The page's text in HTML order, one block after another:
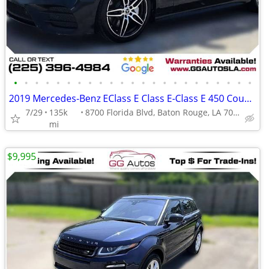
• • • • • • • • • • • • • • • • • • • • • • •
2019 Mercedes-Benz EClass E Class E-Class E 450 Coupe 2D
7/29
135k
mi
8700 Florida Blvd, Baton Rouge, LA 70815
$9,995